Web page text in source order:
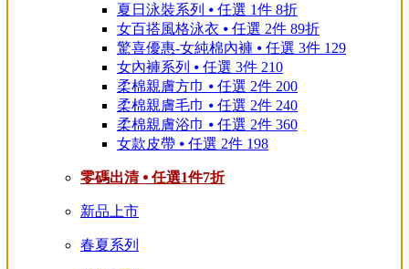
夏日泳裝系列 ⦁ 任選 1件 8折
女百搭風格泳衣 ⦁ 任選 2件 89折
驚喜優惠-女純棉內褲 ⦁ 任選 3件 129
女內褲系列 ⦁ 任選 3件 210
柔棉親膚方巾 ⦁ 任選 2件 200
柔棉親膚毛巾 ⦁ 任選 2件 240
柔棉親膚浴巾 ⦁ 任選 2件 360
女款皮帶 ⦁ 任選 2件 198
零碼出清 ⦁ 任選1件7折
新品上市
春夏系列